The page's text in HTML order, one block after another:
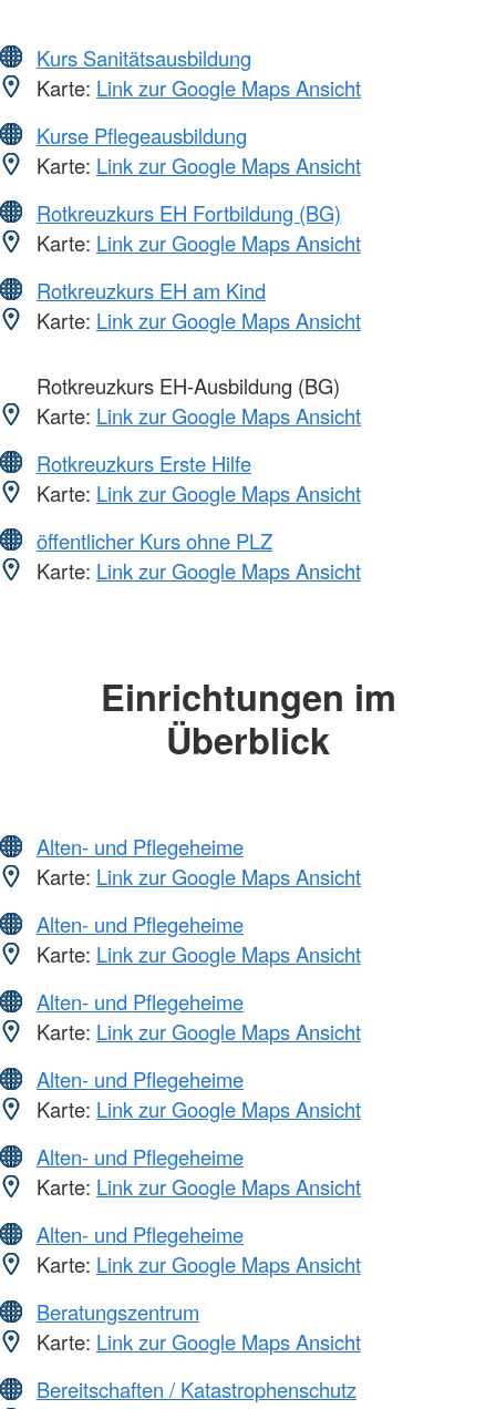
Kurs Sanitätsausbildung
Karte: Link zur Google Maps Ansicht
Kurse Pflegeausbildung
Karte: Link zur Google Maps Ansicht
Rotkreuzkurs EH Fortbildung (BG)
Karte: Link zur Google Maps Ansicht
Rotkreuzkurs EH am Kind
Karte: Link zur Google Maps Ansicht
Rotkreuzkurs EH-Ausbildung (BG)
Karte: Link zur Google Maps Ansicht
Rotkreuzkurs Erste Hilfe
Karte: Link zur Google Maps Ansicht
öffentlicher Kurs ohne PLZ
Karte: Link zur Google Maps Ansicht
Einrichtungen im
Überblick
Alten- und Pflegeheime
Karte: Link zur Google Maps Ansicht
Alten- und Pflegeheime
Karte: Link zur Google Maps Ansicht
Alten- und Pflegeheime
Karte: Link zur Google Maps Ansicht
Alten- und Pflegeheime
Karte: Link zur Google Maps Ansicht
Alten- und Pflegeheime
Karte: Link zur Google Maps Ansicht
Alten- und Pflegeheime
Karte: Link zur Google Maps Ansicht
Beratungszentrum
Karte: Link zur Google Maps Ansicht
Bereitschaften / Katastrophenschutz